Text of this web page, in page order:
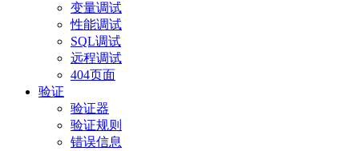
变量调试
性能调试
SQL调试
远程调试
404页面
验证
验证器
验证规则
错误信息